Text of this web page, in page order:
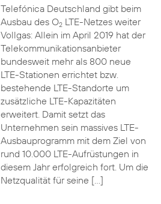
Telefónica Deutschland gibt beim
Ausbau des O2LTE-Netzes weiter
Vollgas: Allein im April 2019 hat der
Telekommunikationsanbieter
bundesweit mehr als 800 neue
LTE-Stationen errichtet bzw.
bestehende LTE-Standorte um
zusätzliche LTE-Kapazitäten
erweitert. Damit setzt das
Unternehmen sein massives LTE-
Ausbauprogramm mit dem Ziel von
rund 10.000 LTE-Aufrüstungen in
diesem Jahr erfolgreich fort. Um die
Netzqualität für seine […]